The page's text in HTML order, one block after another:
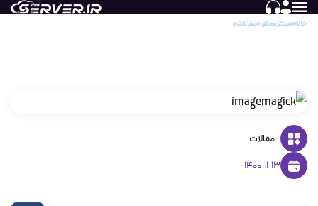
خانه مرکز محتوا مقالات
مقالات
1400.11.13